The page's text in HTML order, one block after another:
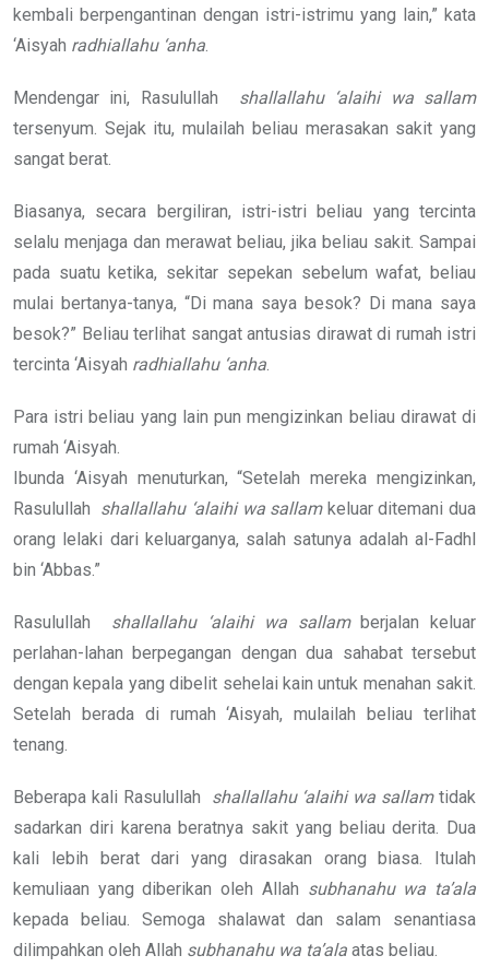
kembali berpengantinan dengan istri-istrimu yang lain,” kata
‘Aisyah radhiallahu ‘anha
Mendengar ini, Rasulullah
shallallahu ‘alaihi wa sallam
tersenyum. Sejak itu, mulailah beliau merasakan sakit yang
sangat berat.
Biasanya, secara bergiliran, istri-istri beliau yang tercinta
selalu menjaga dan merawat beliau, jika beliau sakit. Sampai
pada suatu ketika, sekitar sepekan sebelum wafat, beliau
mulai bertanya-tanya, “Di mana saya besok? Di mana saya
besok?” Beliau terlihat sangat antusias dirawat di rumah istri
tercinta ‘Aisyah radhiallahu ‘anha
Para istri beliau yang lain pun mengizinkan beliau dirawat di
rumah ‘Aisyah.
Ibunda ‘Aisyah menuturkan, “Setelah mereka mengizinkan,
Rasulullah shallallahu ‘alaihi wa sallamkeluar ditemani dua
orang lelaki dari keluarganya, salah satunya adalah al-Fadhl
bin ‘Abbas.”
Rasulullah shallallahu ‘alaihi wa sallamberjalan keluar
perlahan-lahan berpegangan dengan dua sahabat tersebut
dengan kepala yang dibelit sehelai kain untuk menahan sakit.
Setelah berada di rumah ‘Aisyah, mulailah beliau terlihat
tenang.
Beberapa kali Rasulullah shallallahu ‘alaihi wa sallamtidak
sadarkan diri karena beratnya sakit yang beliau derita. Dua
kali lebih berat dari yang dirasakan orang biasa. Itulah
kemuliaan yang diberikan oleh Allah subhanahu wa ta’ala
kepada beliau. Semoga shalawat dan salam senantiasa
dilimpahkan oleh Allah subhanahu wa ta’ala atas beliau.